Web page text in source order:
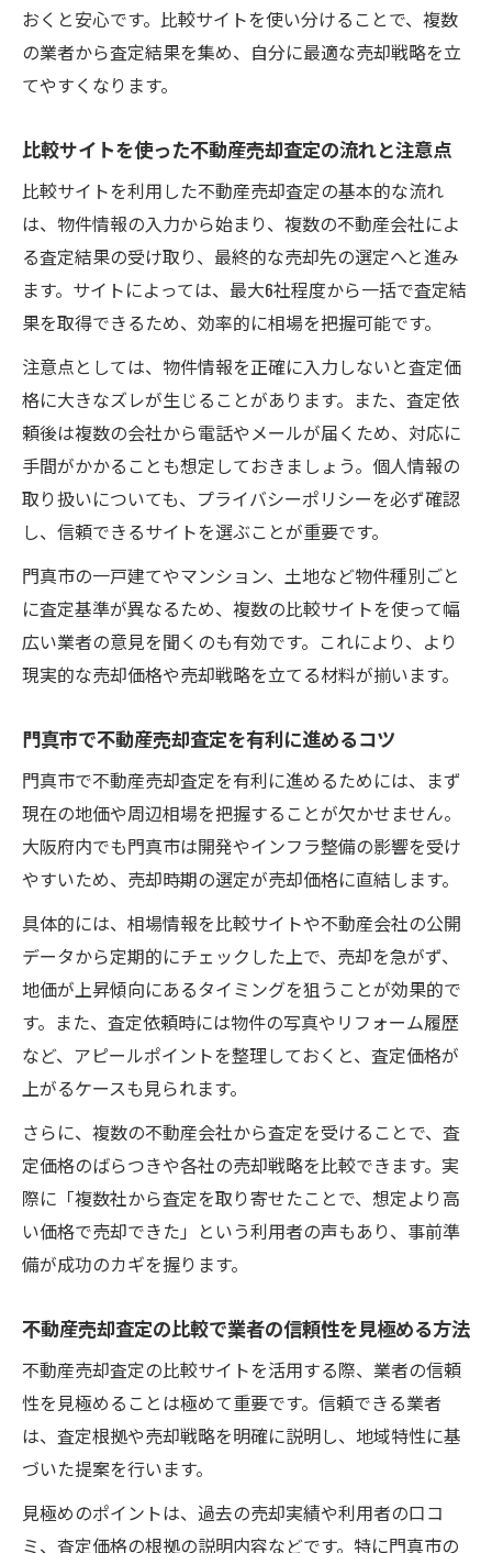
不動産売却査定ができる一括サイトの特徴
と選び方
比較サイト選択が不動産売却査定の成功を
一括査定サイト利用時の不動産売却査定の
落とし穴
不動産売却査定で複数サイトを使うメリッ
トと注意点
地価上昇を活かした不動産売却戦略とは
地価上昇局面で不動産売却査定を活かす方
法
不動産売却査定で地価変動を戦略に組み込
む意義
査定結果をもとに地価上昇の波に乗る売却
戦略
不動産売却査定と門真市の地価トレンド活
用術
地価上昇時に不動産売却査定を依頼するメ
リット
信頼性重視の不動産売却査定サイト活用法
信頼できる不動産売却査定サイトを見分け
不動産売却査定の信頼性を比較サイトで検
証する方法
査定サイトの口コミや評判を不動産売却査
不動産売却査定で安全にサイトを利用する
ポイント
比較サイトで不動産売却査定のリスクを回
避する方法
門真市ならではの査定比較ポイント解説
比較サイトで門真市の不動産売却査定を深
掘り
門真市で有利な不動産売却査定比較のヒン
ト
門真市の市場動向に合わせた査定比較方法
おくと安心です。比較サイトを使い分けることで、複数
の業者から査定結果を集め、自分に最適な売却戦略を立
てやすくなります。
比較サイトを使った不動産売却査定の流れと注意点
比較サイトを利用した不動産売却査定の基本的な流れ
は、物件情報の入力から始まり、複数の不動産会社によ
る査定結果の受け取り、最終的な売却先の選定へと進み
ます。サイトによっては、最大6社程度から一括で査定結
果を取得できるため、効率的に相場を把握可能です。
注意点としては、物件情報を正確に入力しないと査定価
格に大きなズレが生じることがあります。また、査定依
頼後は複数の会社から電話やメールが届くため、対応に
手間がかかることも想定しておきましょう。個人情報の
取り扱いについても、プライバシーポリシーを必ず確認
し、信頼できるサイトを選ぶことが重要です。
門真市の一戸建てやマンション、土地など物件種別ごと
に査定基準が異なるため、複数の比較サイトを使って幅
広い業者の意見を聞くのも有効です。これにより、より
現実的な売却価格や売却戦略を立てる材料が揃います。
門真市で不動産売却査定を有利に進めるコツ
門真市で不動産売却査定を有利に進めるためには、まず
現在の地価や周辺相場を把握することが欠かせません。
大阪府内でも門真市は開発やインフラ整備の影響を受け
やすいため、売却時期の選定が売却価格に直結します。
具体的には、相場情報を比較サイトや不動産会社の公開
データから定期的にチェックした上で、売却を急がず、
地価が上昇傾向にあるタイミングを狙うことが効果的で
す。また、査定依頼時には物件の写真やリフォーム履歴
など、アピールポイントを整理しておくと、査定価格が
上がるケースも見られます。
さらに、複数の不動産会社から査定を受けることで、査
定価格のばらつきや各社の売却戦略を比較できます。実
際に「複数社から査定を取り寄せたことで、想定より高
い価格で売却できた」という利用者の声もあり、事前準
備が成功のカギを握ります。
不動産売却査定の比較で業者の信頼性を見極める方法
不動産売却査定の比較サイトを活用する際、業者の信頼
性を見極めることは極めて重要です。信頼できる業者
は、査定根拠や売却戦略を明確に説明し、地域特性に基
づいた提案を行います。
見極めのポイントは、過去の売却実績や利用者の口コ
ミ、査定価格の根拠の説明内容などです。特に門真市の